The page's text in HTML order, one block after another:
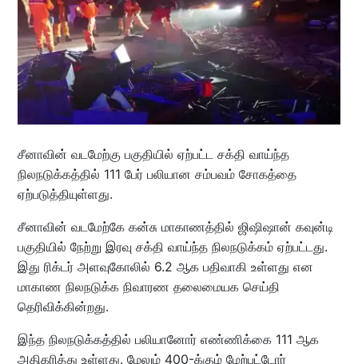
சீனாவின் வடமேற்கு பகுதியில் ஏற்பட்ட சக்தி வாய்ந்த
நிலநடுக்கத்தில் 111 பேர் பலியான சம்பவம் சோகத்தை
ஏற்படுத்தியுள்ளது.
சீனாவின் வடமேற்கே கன்சு மாகாணத்தில் ஜிஷிஷான் கவுன்டி
பகுதியில் நேற்று இரவு சக்தி வாய்ந்த நிலநடுக்கம் ஏற்பட்டது.
இது ரிக்டர் அளவுகோலில் 6.2 ஆக பதிவாகி உள்ளது என
மாகாண நிலநடுக்க நிவாரண தலைமையக செய்தி
தெரிவிக்கின்றது.
இந்த நிலநடுக்கத்தில் பலியானோர் எண்ணிக்கை 111 ஆக
அதிகரித்து உள்ளது. மேலும் 400-க்கும் மேற்பட்டோர்